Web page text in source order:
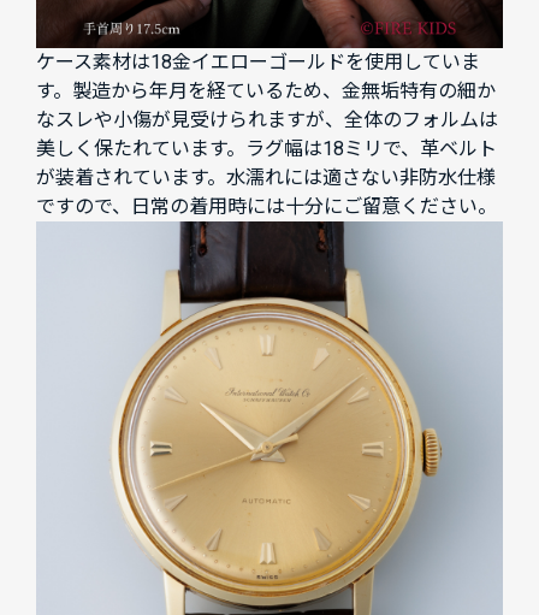
ケース素材は18金イエローゴールドを使用していま
す。製造から年月を経ているため、金無垢特有の細か
なスレや小傷が見受けられますが、全体のフォルムは
美しく保たれています。ラグ幅は18ミリで、革ベルト
が装着されています。水濡れには適さない非防水仕様
ですので、日常の着用時には十分にご留意ください。